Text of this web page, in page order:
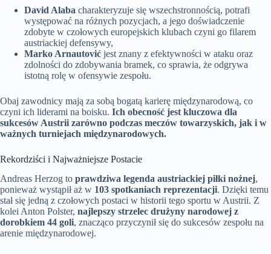
David Alaba charakteryzuje się wszechstronnością, potrafi
występować na różnych pozycjach, a jego doświadczenie
zdobyte w czołowych europejskich klubach czyni go filarem
austriackiej defensywy,
Marko Arnautović jest znany z efektywności w ataku oraz
zdolności do zdobywania bramek, co sprawia, że odgrywa
istotną rolę w ofensywie zespołu.
Obaj zawodnicy mają za sobą bogatą karierę międzynarodową, co
czyni ich liderami na boisku. Ich obecność jest kluczowa dla
sukcesów Austrii zarówno podczas meczów towarzyskich, jak i w
ważnych turniejach międzynarodowych.
Rekordziści i Najważniejsze Postacie
Andreas Herzog to prawdziwa legenda austriackiej piłki nożnej,
ponieważ wystąpił aż w 103 spotkaniach reprezentacji. Dzięki temu
stał się jedną z czołowych postaci w historii tego sportu w Austrii. Z
kolei Anton Polster, najlepszy strzelec drużyny narodowej z
dorobkiem 44 goli, znacząco przyczynił się do sukcesów zespołu na
arenie międzynarodowej.